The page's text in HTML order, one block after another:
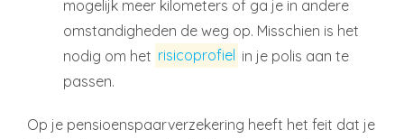
mogelijk meer kilometers of ga je in andere
omstandigheden de weg op. Misschien is het
nodig om het risicoprofiel in je polis aan te
passen.
Op je pensioenspaarverzekering heeft het feit dat je